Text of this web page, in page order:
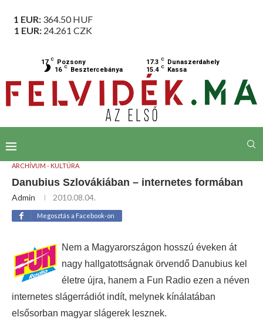
1 EUR: 364.50HUF
1 EUR: 24.261 CZK
17 C Pozsony 17.3 C
Dunaszerdahely
16 C Besztercebánya 15.4 C Kassa
ARCHÍVUM - KULTÚRA
Danubius Szlovákiában – internetes formában
Admin 2010.08.04.
Megosztás a Facebook-on
Nem a Magyarországon hosszú éveken át
nagy hallgatottságnak örvendő Danubius kel
életre újra, hanem a Fun Radio ezen a néven
internetes slágerrádiót indít, melynek kínálatában
elsősorban magyar slágerek lesznek.